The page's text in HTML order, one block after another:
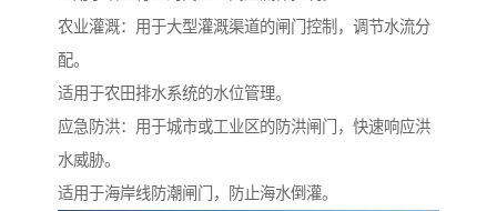
农业灌溉：用于大型灌溉渠道的闸门控制，调节水流分
配。
适用于农田排水系统的水位管理。
应急防洪：用于城市或工业区的防洪闸门，快速响应洪
水威胁。
适用于海岸线防潮闸门，防止海水倒灌。